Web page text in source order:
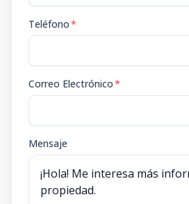
Teléfono*
Correo Electrónico*
Mensaje